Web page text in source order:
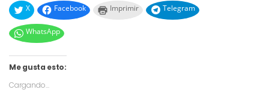
X
Facebook Imprimir Telegram
WhatsApp
Me gusta esto:
Cargando...